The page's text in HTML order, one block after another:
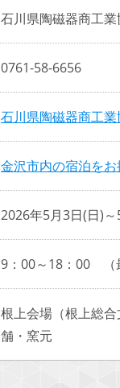
石川県陶磁器商工
0761-58-6656
石川県陶磁器商工
金沢市内の宿泊を
2026年5月3日(日)
9：00～18：00 （
根上会場（根上総
舗・窯元